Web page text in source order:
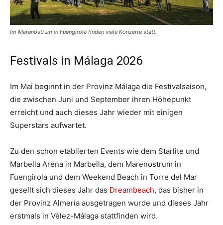
Im Marenostrum in Fuengirola finden viele Konzerte statt.
Festivals in Málaga 2026
Im Mai beginnt in der Provinz Málaga die Festivalsaison,
die zwischen Juni und September ihren Höhepunkt
erreicht und auch dieses Jahr wieder mit einigen
Superstars aufwartet.
Zu den schon etablierten Events wie dem Starlite und
Marbella Arena in Marbella, dem Marenostrum in
Fuengirola und dem Weekend Beach in Torre del Mar
gesellt sich dieses Jahr das Dreambeach, das bisher in
der Provinz Almería ausgetragen wurde und dieses Jahr
erstmals in Vélez-Málaga stattfinden wird.